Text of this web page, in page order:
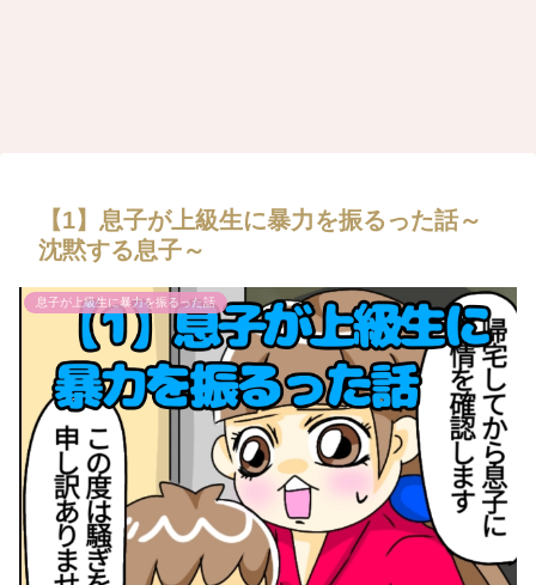
【1】息子が上級生に暴力を振るった話～
沈黙する息子～
息子が上級生に暴力を振るった話